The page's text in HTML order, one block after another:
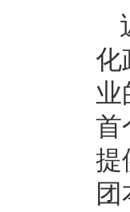
化
业
首
提